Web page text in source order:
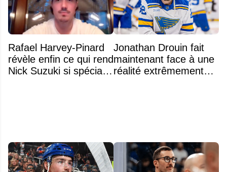
Rafael Harvey-Pinard
révèle enfin ce qui rend
Nick Suzuki si spécial
Jonathan Drouin fait
maintenant face à une
réalité extrêmement